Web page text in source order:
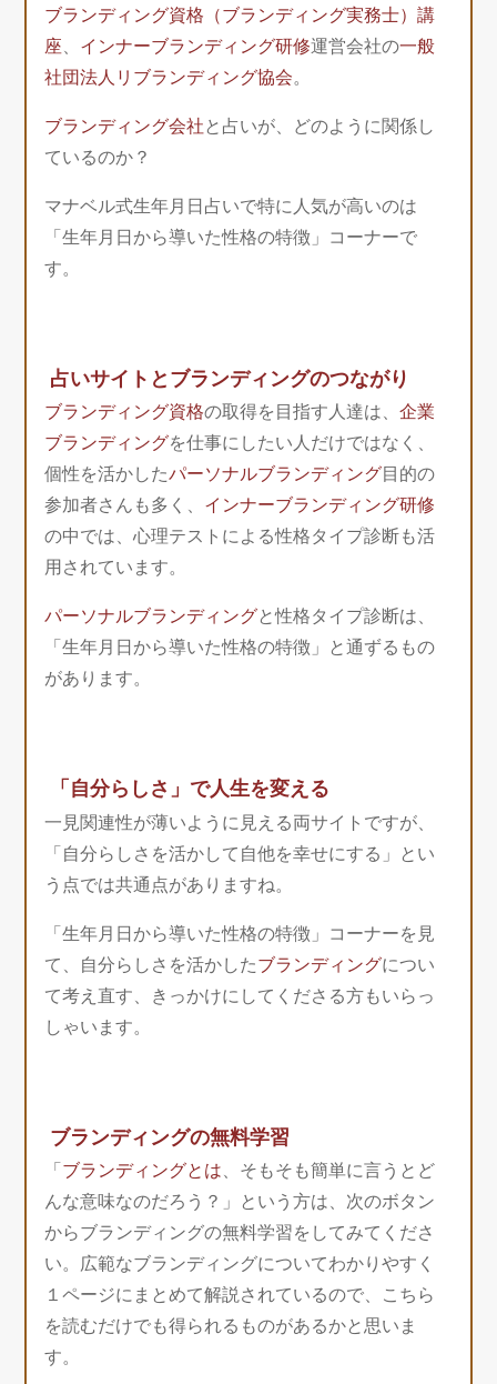
ブランディング資格（ブランディング実務士）講
座、 インナーブランディング研修運営会社の一般
社団法人リブランディング協会。
ブランディング会社 と占いが、どのように関係し
ているのか？
マナベル式生年月日占いで特に人気が高いのは
「生年月日から導いた性格の特徴」コーナーで
す。
占いサイトとブランディングのつながり
ブランディング資格の取得を目指す人達は、企業
ブランディングを仕事にしたい人だけではなく、
個性を活かしたパーソナルブランディング目的の
参加者さんも多く、 インナーブランディング研修
の中では、心理テストによる性格タイプ診断も活
用されています。
パーソナルブランディングと性格タイプ診断は、
「生年月日から導いた性格の特徴」と通ずるもの
があります。
「自分らしさ」で人生を変える
一見関連性が薄いように見える両サイトですが、
「自分らしさを活かして自他を幸せにする」とい
う点では共通点がありますね。
「生年月日から導いた性格の特徴」コーナーを見
て、自分らしさを活かしたブランディングについ
て考え直す、きっかけにしてくださる方もいらっ
しゃいます。
ブランディングの無料学習
「ブランディングとは、そもそも簡単に言うとど
んな意味なのだろう？」という方は、次のボタン
からブランディングの無料学習をしてみてくださ
い。広範なブランディングについてわかりやすく
１ページにまとめて解説されているので、こちら
を読むだけでも得られるものがあるかと思いま
す。